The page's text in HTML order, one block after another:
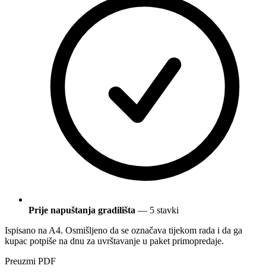
Prije napuštanja gradilišta — 5 stavki
Ispisano na A4. Osmišljeno da se označava tijekom rada i da ga
kupac potpiše na dnu za uvrštavanje u paket primopredaje.
Preuzmi PDF